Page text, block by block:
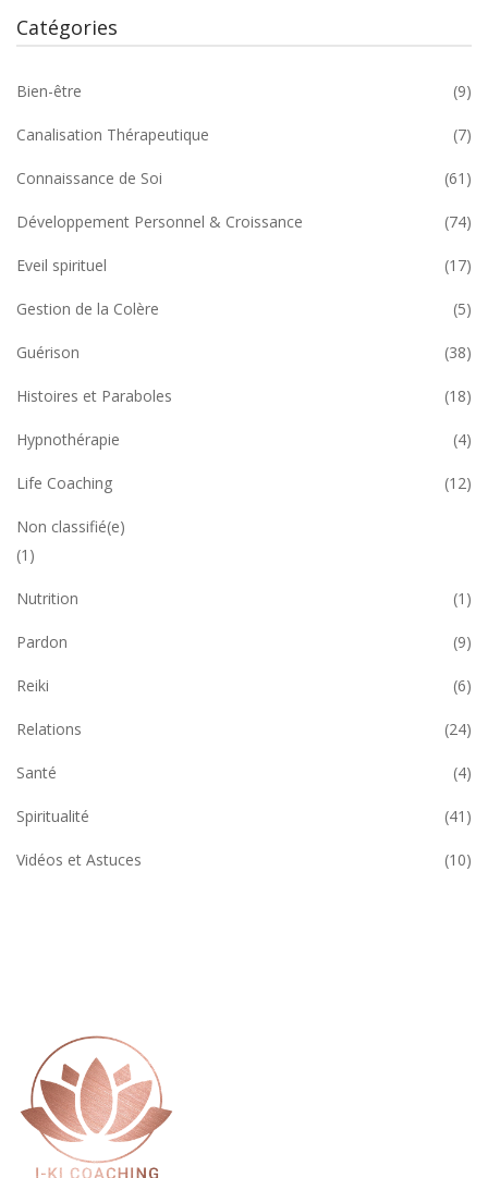
Catégories
Bien-être (9)
Canalisation Thérapeutique (7)
Connaissance de Soi (61)
Développement Personnel & Croissance (74)
Eveil spirituel (17)
Gestion de la Colère (5)
Guérison (38)
Histoires et Paraboles (18)
Hypnothérapie (4)
Life Coaching (12)
Non classifié(e)
(1)
Nutrition (1)
Pardon (9)
Reiki (6)
Relations (24)
Santé (4)
Spiritualité (41)
Vidéos et Astuces (10)